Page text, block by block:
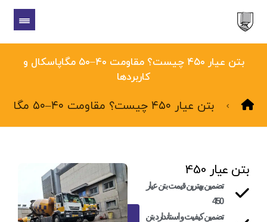
بتن عیار ۴۵۰ چیست؟ مقاومت ۴۰–۵۰ مگاپاسکال و
کاربردها
بتن عیار ۴۵۰ چیست؟ مقاومت ۴۰–۵۰ مگاپاسکال و کاربردها
بتن عیار 450
تضمین بهترین قیمت بتن عیار
450
تضمین کیفیت و استاندارد بتن